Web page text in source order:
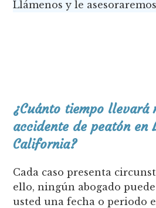
Llámenos y le
¿Cuánto tiempo llevará
accidente de peatón en
California?
Cada caso presenta
ello, ningún abogado
usted una fecha o periodo